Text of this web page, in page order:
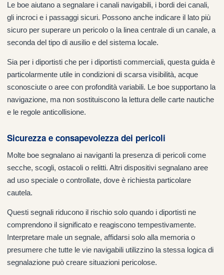
Le boe aiutano a segnalare i canali navigabili, i bordi dei canali,
gli incroci e i passaggi sicuri. Possono anche indicare il lato più
sicuro per superare un pericolo o la linea centrale di un canale, a
seconda del tipo di ausilio e del sistema locale.
Sia per i diportisti che per i diportisti commerciali, questa guida è
particolarmente utile in condizioni di scarsa visibilità, acque
sconosciute o aree con profondità variabili. Le boe supportano la
navigazione, ma non sostituiscono la lettura delle carte nautiche
e le regole anticollisione.
Sicurezza e consapevolezza dei pericoli
Molte boe segnalano ai naviganti la presenza di pericoli come
secche, scogli, ostacoli o relitti. Altri dispositivi segnalano aree
ad uso speciale o controllate, dove è richiesta particolare
cautela.
Questi segnali riducono il rischio solo quando i diportisti ne
comprendono il significato e reagiscono tempestivamente.
Interpretare male un segnale, affidarsi solo alla memoria o
presumere che tutte le vie navigabili utilizzino la stessa logica di
segnalazione può creare situazioni pericolose.